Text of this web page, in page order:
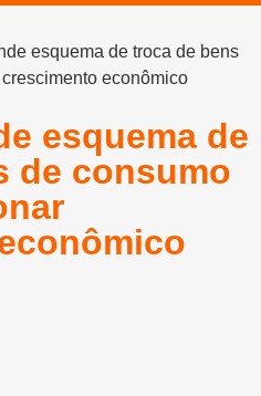
esquema de troca de bens
econômico
esquema de
de consumo